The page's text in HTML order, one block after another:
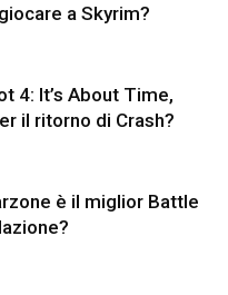
a Skyrim?
4: It’s About Time,
il ritorno di Crash?
è il miglior Battle